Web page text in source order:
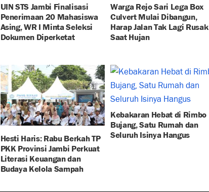
UIN STS Jambi Finalisasi
Penerimaan 20 Mahasiswa
Asing, WR I Minta Seleksi
Dokumen Diperketat
Warga Rejo Sari Lega Box
Culvert Mulai Dibangun,
Harap Jalan Tak Lagi Rusak
Saat Hujan
Hesti Haris: Rabu Berkah TP
PKK Provinsi Jambi Perkuat
Literasi Keuangan dan
Budaya Kelola Sampah
Kebakaran Hebat di Rimbo
Bujang, Satu Rumah dan
Seluruh Isinya Hangus